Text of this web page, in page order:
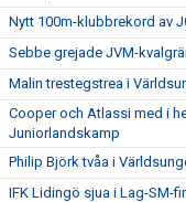
Nytt 100m-klubbrekord av
Sebbe grejade JVM-
Malin trestegstrea i
Cooper och Atlassi med i
Juniorlandskamp
Philip Björk tvåa i
IFK Lidingö sjua i Lag-SM-